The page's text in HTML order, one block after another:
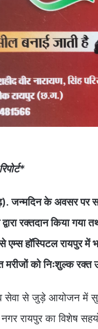
जन्मदिन के अवसर पर
रक्तदान किया
एम्स हॉस्पिटल रायपुर में
मरीजों को निःशुल्क रक्त
से जुड़े आयोजन में
रायपुर का विशेष